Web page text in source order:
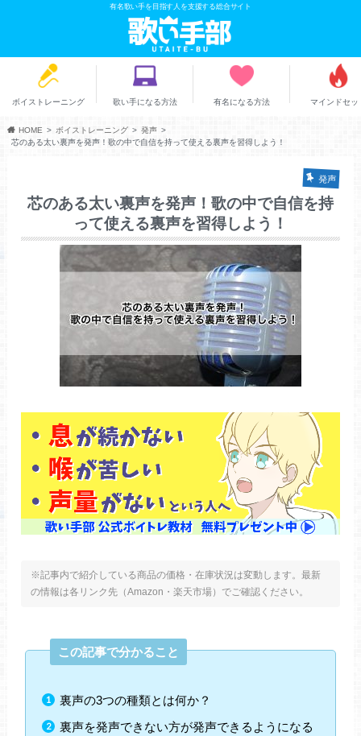
有名歌い手を目指す人を支援する総合サイト
ボイストレーニング 歌い手になる方法 有名になる方法 マインドセッ
HOME ボイストレーニング
発声
芯のある太い裏声を発声！歌の中で自信を持って使える裏声を習得しよう！
発声
芯のある太い裏声を発声！歌の中で自信を持
って使える裏声を習得しよう！
※記事内で紹介している商品の価格・在庫状況は変動します。最新
の情報は各リンク先（Amazon・楽天市場）でご確認ください。
この記事で分かること
裏声の3つの種類とは何か？
裏声を発声できない方が発声できるようになる